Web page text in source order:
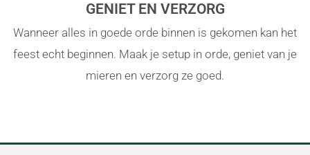
GENIET EN VERZORG
Wanneer alles in goede orde binnen is gekomen kan het
feest echt beginnen. Maak je setup in orde, geniet van je
mieren en verzorg ze goed.